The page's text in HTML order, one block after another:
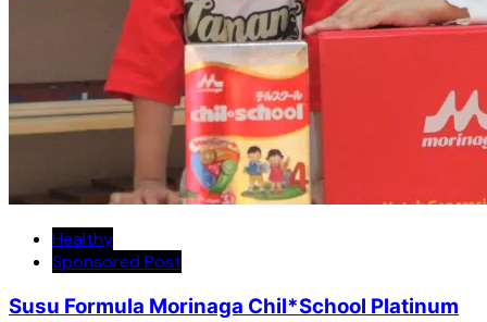
Healthy
Sponsored Post
Susu Formula Morinaga Chil*School Platinum